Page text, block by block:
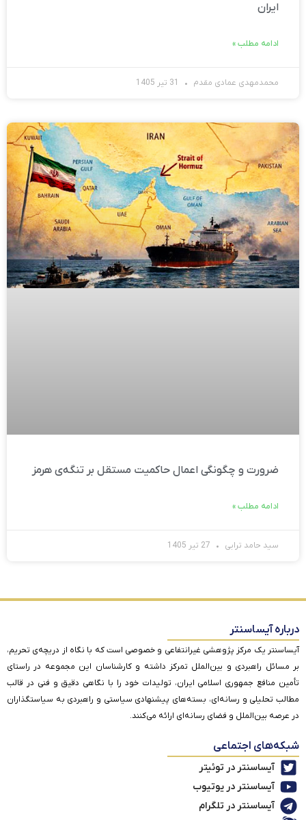
ایران
ادامه مطلب »
محمدمهدی عمادی مقدم
ضرورت و چگونگی اعمال حاکمیت مستقل بر تنگه‌ی هرمز
ادامه مطلب »
سید حامد ترابی
درباره آیساسنتر
آیساسنتر یک مرکز پژوهشی غیرانتفاعی و خصوصی است که با نگاه از دریچه‌ی تحریم،
بر مسائل راهبردی و بین‌الملل تمرکز داشته و کارشناسان این مجموعه در راستای
تأمین منافع جمهوری اسلامی ایران، تولیدات خود را با نگاهی دقیق و فنی در قالب
مطالب تحلیلی و رسانه‌ای، بسته‌های پیشنهادی سیاستی و راهبردی به سیاستگذاران
در عرصه بین‌الملل و فضای رسانه‌ای ارائه می‌کنند.
شبکه‌های اجتماعی
آیساسنتر در توئیتر
آیساسنتر در یوتیوب
آیساسنتر در تلگرام